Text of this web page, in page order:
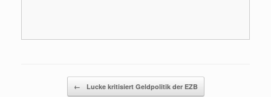
← Lucke kritisiert Geldpolitik der EZB